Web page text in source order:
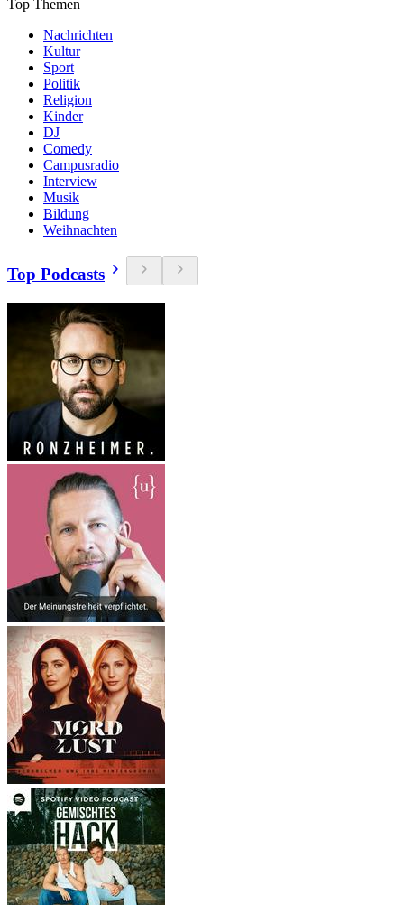
Top Themen
Nachrichten
Kultur
Sport
Politik
Religion
Kinder
DJ
Comedy
Campusradio
Interview
Musik
Bildung
Weihnachten
Top Podcasts